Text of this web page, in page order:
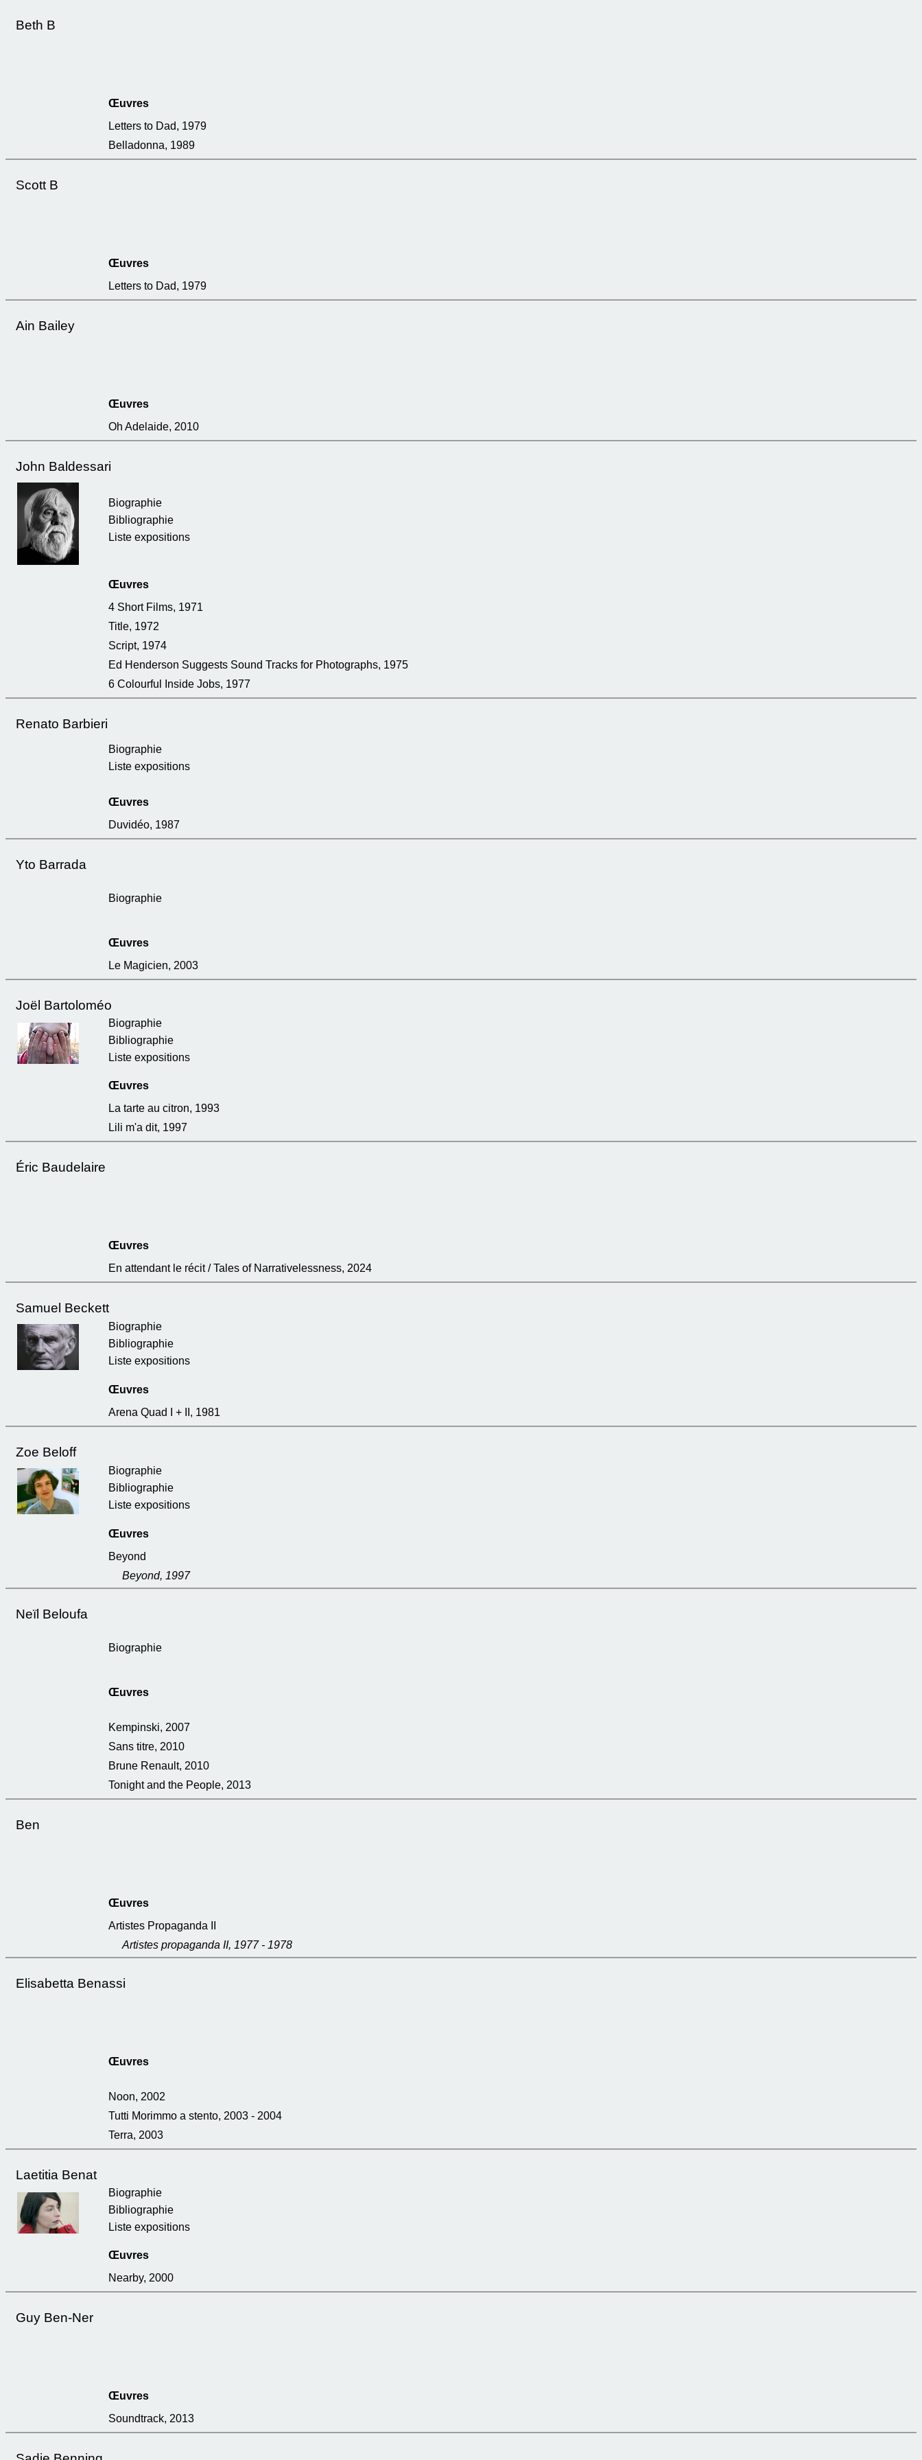
Beth B
Œuvres
Letters to Dad, 1979
Belladonna, 1989
Scott B
Œuvres
Letters to Dad, 1979
Ain Bailey
Œuvres
Oh Adelaide, 2010
John Baldessari
Biographie
Bibliographie
Liste expositions
Œuvres
4 Short Films, 1971
Title, 1972
Script, 1974
Ed Henderson Suggests Sound Tracks for Photographs, 1975
6 Colourful Inside Jobs, 1977
Renato Barbieri
Biographie
Liste expositions
Œuvres
Duvidéo, 1987
Yto Barrada
Biographie
Œuvres
Le Magicien, 2003
Joël Bartoloméo
Biographie
Bibliographie
Liste expositions
Œuvres
La tarte au citron, 1993
Lili m'a dit, 1997
Éric Baudelaire
Œuvres
En attendant le récit / Tales of Narrativelessness, 2024
Samuel Beckett
Biographie
Bibliographie
Liste expositions
Œuvres
Arena Quad I + II, 1981
Zoe Beloff
Biographie
Bibliographie
Liste expositions
Œuvres
Beyond
Beyond, 1997
Neïl Beloufa
Biographie
Œuvres
Kempinski, 2007
Sans titre, 2010
Brune Renault, 2010
Tonight and the People, 2013
Ben
Œuvres
Artistes Propaganda II
Artistes propaganda II, 1977 - 1978
Elisabetta Benassi
Œuvres
Noon, 2002
Tutti Morimmo a stento, 2003 - 2004
Terra, 2003
Laetitia Benat
Biographie
Bibliographie
Liste expositions
Œuvres
Nearby, 2000
Guy Ben-Ner
Œuvres
Soundtrack, 2013